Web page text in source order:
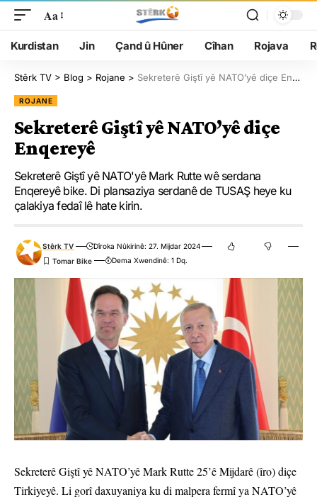
Aa
Kurdistan Jin Çand û Hûner Cîhan Rojava
Stêrk TV > Blog > Rojane > Sekreterê Giştî yê NATO’yê diçe Enqereyê
ROJANE
Sekreterê Giştî yê NATO’yê diçe
Enqereyê
Sekreterê Giştî yê NATO'yê Mark Rutte wê serdana
Enqereyê bike. Di plansaziya serdanê de TUSAŞ heye ku
çalakiya fedaî lê hate kirin.
Stêrk TV
Dîroka Nûkirinê: 27. Mijdar 2024
Dema Xwendinê: 1 Dq.
Sekreterê Giştî yê NATO’yê Mark Rutte 25’ê Mijdarê (îro) diçe
Tirkiyeyê. Li gorî daxuyaniya ku di malpera fermî ya NATO’yê